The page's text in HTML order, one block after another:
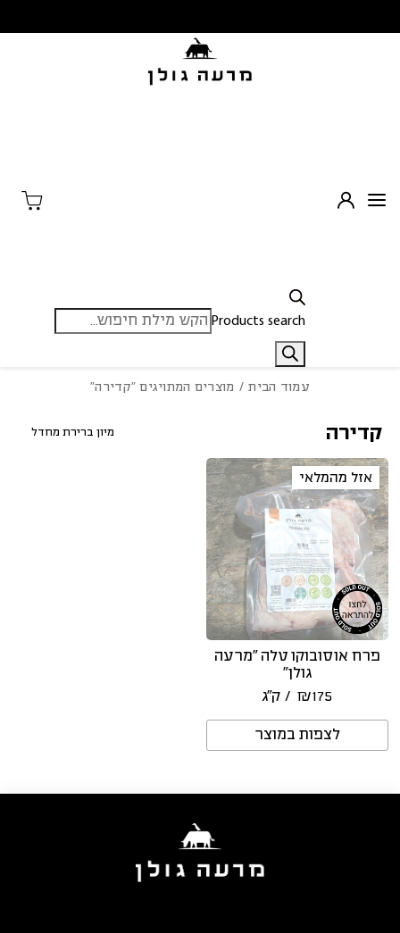
Products search
עמוד הבית/ מוצרים המתויגים “קדירה”
קדירה
אזל מהמלאי
פרח אוסובוקו טלה “מרעה
גולן”
₪175 / ק״ג
לצפות במוצר